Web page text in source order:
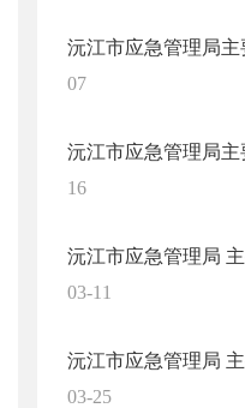
沅江市应急管理局主
07
沅江市应急管理局主
16
沅江市应急管理局 主
03-11
沅江市应急管理局 主
03-25